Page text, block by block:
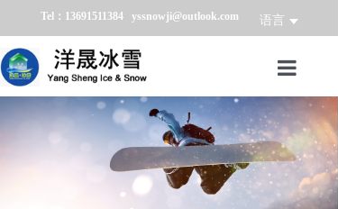
Tel：13691511384 yssnowji@outlook.com 语言
首页
冰雪产品
冰雪业务